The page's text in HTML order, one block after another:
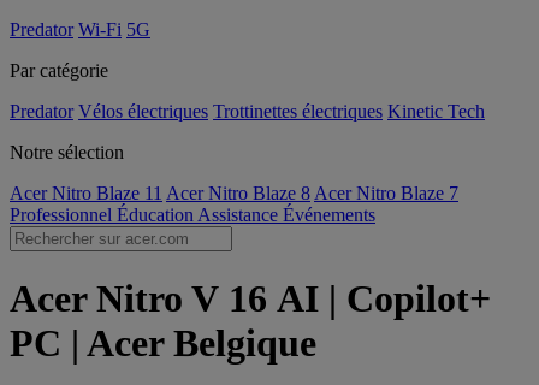
Predator Wi-Fi 5G
Par catégorie
Predator Vélos électriques Trottinettes électriques Kinetic Tech
Notre sélection
Acer Nitro Blaze 11 Acer Nitro Blaze 8 Acer Nitro Blaze 7
Professionnel Éducation Assistance Événements
Acer Nitro V 16 AI | Copilot+
PC | Acer Belgique